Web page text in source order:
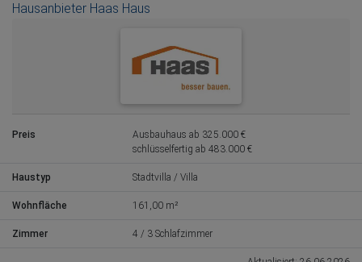
Hausanbieter Haas Haus
Preis
Ausbauhaus ab 325.000 €
schlüsselfertig ab 483.000 €
Haustyp Stadtvilla / Villa
Wohnfläche 161,00 m²
Zimmer 4 / 3 Schlafzimmer